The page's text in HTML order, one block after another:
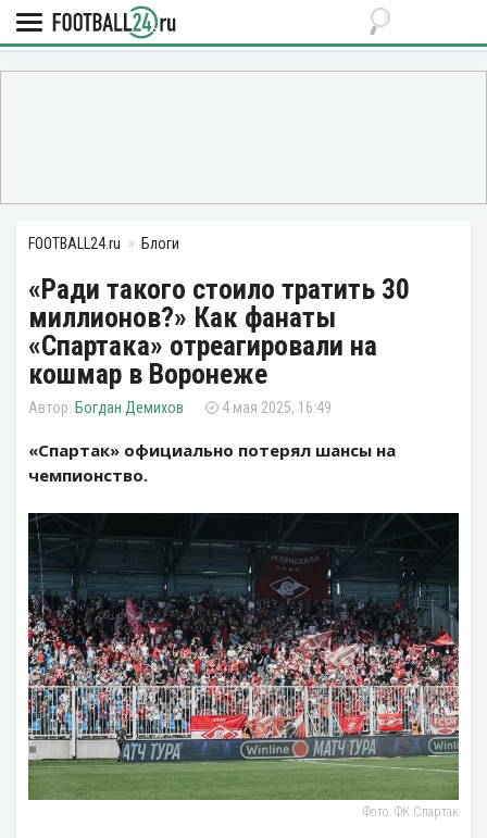
FOOTBALL24.ru Блоги
«Ради такого стоило тратить 30
миллионов?» Как фанаты
«Спартака» отреагировали на
кошмар в Воронеже
Богдан Демихов 4 мая 2025, 16:49
«Спартак» официально потерял шансы на
чемпионство.
Фото: ФК Спартак